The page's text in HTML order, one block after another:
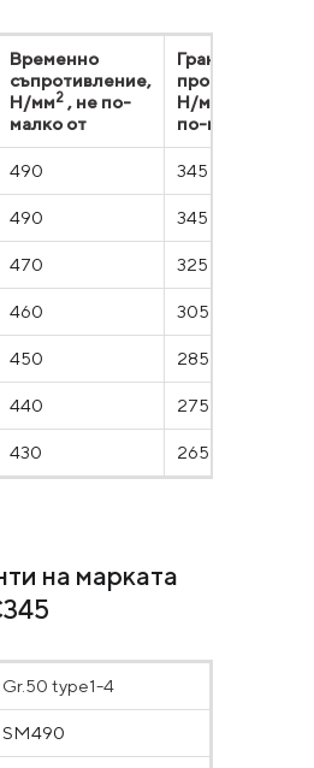
Временно
съпротивление,
Н/мм2 , не по-
малко от
Граница на
провлачане,
Н/мм2, не
по-малко от
490 345
490 345
470 325
460 305
450 285
440 275
430 265
на марката
Gr.50 type1-4
SM490